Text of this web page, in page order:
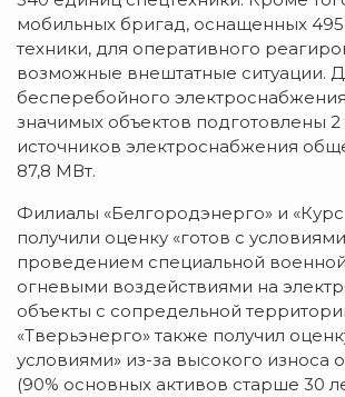
мобильных бригад, оснащенных
техники, для оперативного
возможные внештатные ситуации.
бесперебойного
значимых объектов подготовлены
источников электроснабжения
87,8 МВт.
Филиалы «Белгородэнерго» и
получили оценку «готов с
проведением специальной
огневыми воздействиями на
объекты с сопредельной
«Тверьэнерго» также получил
условиями» из-за высокого износа
(90% основных активов старше 30